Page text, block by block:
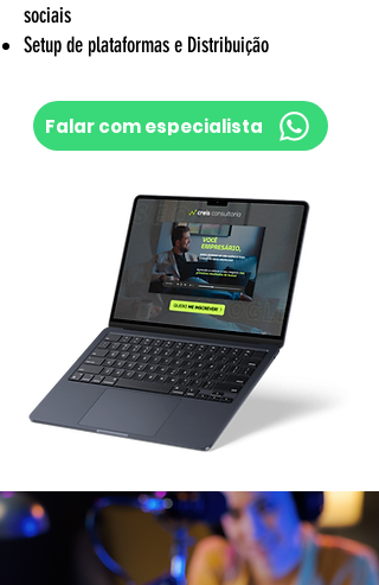
sociais
Setup de plataformas e Distribuição
Falar com especialista